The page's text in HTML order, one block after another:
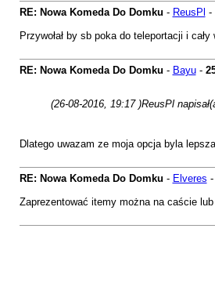
RE: Nowa Komeda Do Domku - ReusPl -
Przywołał by sb poka do teleportacji i
RE: Nowa Komeda Do Domku - Bayu-
(26-08-2016, 19:17 )ReusPl
Dlatego uwazam ze moja opcja byla
RE: Nowa Komeda Do Domku - Elveres -
Zaprezentować itemy można na caście